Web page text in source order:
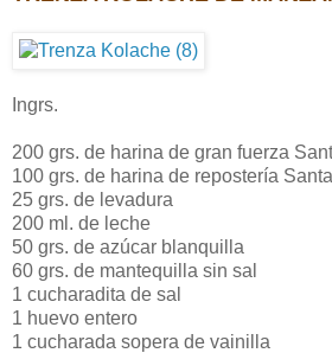
Ingrs.
200 grs. de harina de gran fuerza
100 grs. de harina de repostería
25 grs. de levadura
200 ml. de leche
50 grs. de azúcar blanquilla
60 grs. de mantequilla sin sal
1 cucharadita de sal
1 huevo entero
1 cucharada sopera de vainilla